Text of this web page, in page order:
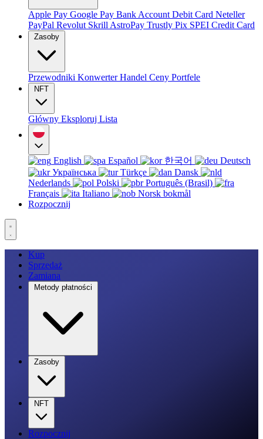
Apple Pay Google Pay Bank Account Debit Card Neteller
PayPal Revolut Skrill AstroPay Trustly Pix SPEI Credit Card
Zasoby
Przewodniki KonwerterHandel Ceny Portfele
NFT
Główny Eksploruj Lista
English Español 한국어
Deutsch
Українська
Türkçe
Dansk
Nederlands
Polski
Português (Brasil)
Français
Italiano
Norsk bokmål
Rozpocznij
Kup
Sprzedaż
Zamiana
Metody płatności
Zasoby
NFT
Rozpocznij